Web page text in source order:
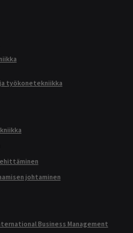
työkonetekniikka
johtaminen
Business Management